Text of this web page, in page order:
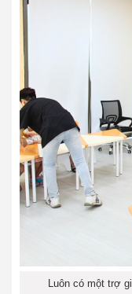
Luôn có một trợ